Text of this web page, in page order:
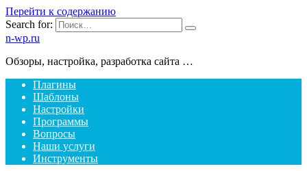
Перейти к содержанию
Search for:
n-wp.ru
Обзоры, настройка, разработка сайта …
Плагины
Шаблоны
Настройки
Программы
Вопросы
Наши услуги
Инструменты